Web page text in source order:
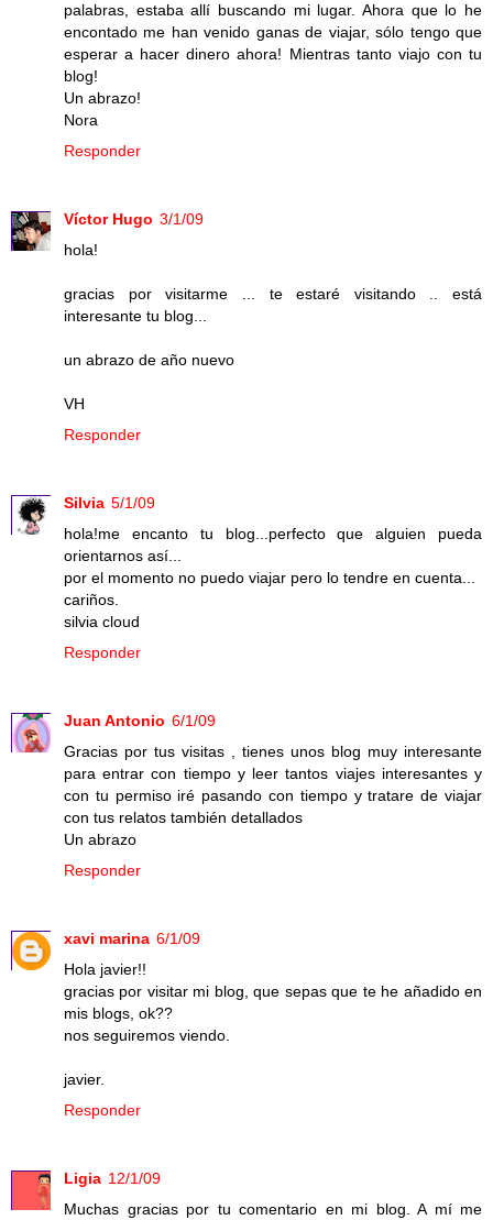
palabras, estaba allí buscando mi lugar. Ahora que lo he
encontado me han venido ganas de viajar, sólo tengo que
esperar a hacer dinero ahora! Mientras tanto viajo con tu
blog!
Un abrazo!
Nora
Responder
Víctor Hugo 3/1/09
hola!
gracias por visitarme ... te estaré visitando .. está
interesante tu blog...
un abrazo de año nuevo
VH
Responder
Silvia 5/1/09
hola!me encanto tu blog...perfecto que alguien pueda
orientarnos así...
por el momento no puedo viajar pero lo tendre en cuenta...
cariños.
silvia cloud
Responder
Juan Antonio 6/1/09
Gracias por tus visitas , tienes unos blog muy interesante
para entrar con tiempo y leer tantos viajes interesantes y
con tu permiso iré pasando con tiempo y tratare de viajar
con tus relatos también detallados
Un abrazo
Responder
xavi marina 6/1/09
Hola javier!!
gracias por visitar mi blog, que sepas que te he añadido en
mis blogs, ok??
nos seguiremos viendo.
javier.
Responder
Ligia 12/1/09
Muchas gracias por tu comentario en mi blog. A mí me